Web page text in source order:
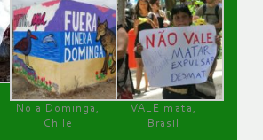
No a Dominga,
Chile
VALE mata,
Brasil